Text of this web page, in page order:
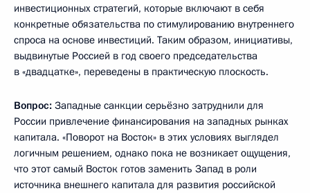
инвестиционных стратегий, которые включают в себя
конкретные обязательства по стимулированию внутреннего
спроса на основе инвестиций. Таким образом, инициативы,
выдвинутые Россией в год своего председательства
в «двадцатке», переведены в практическую плоскость.
Вопрос: Западные санкции серьёзно затруднили для
России привлечение финансирования на западных рынках
капитала. «Поворот на Восток» в этих условиях выглядел
логичным решением, однако пока не возникает ощущения,
что этот самый Восток готов заменить Запад в роли
источника внешнего капитала для развития российской